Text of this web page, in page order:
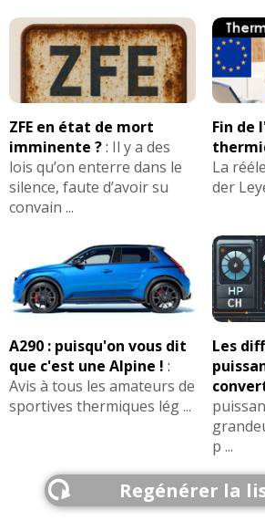
ZFE en état de mort
imminente ?: Il y a des
lois qu’on enterre dans le
silence, faute d’avoir su
convain ...
Fin de
La
der
A290 : puisqu'on vous dit
que c'est une Alpine ! :
Avis à tous les amateurs de
sportives thermiques lég ...
Les
p ...
Regénérer la